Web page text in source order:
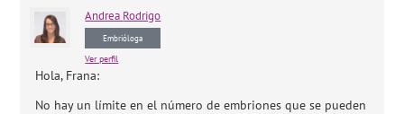
Andrea Rodrigo
Embrióloga
Ver perfil
Hola, Frana:
No hay un límite en el número de embriones que se pueden